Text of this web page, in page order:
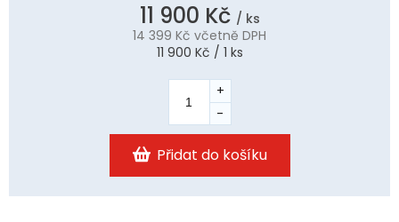
11 900 Kč / ks
14 399 Kč včetně DPH
Měrná
11 900 Kč / 1 ks
Přidat do košíku